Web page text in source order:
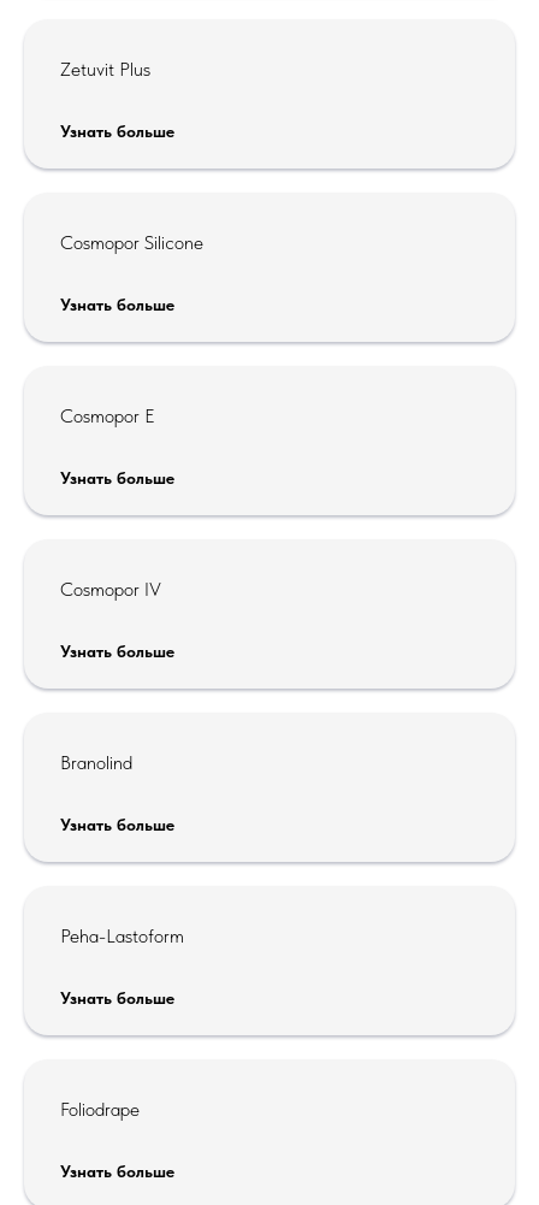
Zetuvit Plus
Узнать больше
Cosmopor Silicone
Узнать больше
Сosmopor E
Узнать больше
Сosmopor IV
Узнать больше
Branolind
Узнать больше
Peha-Lastoform
Узнать больше
Foliodrape
Узнать больше
© 2026 Компания HARTMANN
Политика обработки персональных данных
Правовая информация
ООО «ПАУЛЬ ХАРТМАНН»
д. 36, стр. 10
бесплатные звонки)